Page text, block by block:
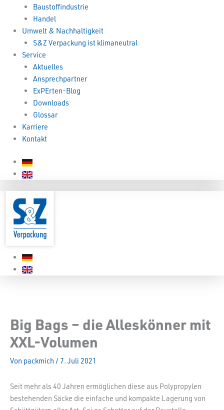
Baustoffindustrie
Handel
Umwelt & Nachhaltigkeit
S&Z Verpackung ist klimaneutral
Service
Aktuelles
Ansprechpartner
ExPErten-Blog
Downloads
Glossar
Karriere
Kontakt
Big Bags – die Alleskönner mit
XXL-Volumen
Von packmich / 7. Juli 2021
Seit mehr als 40 Jahren ermöglichen diese aus Polypropylen
bestehenden Säcke die einfache und kompakte Lagerung von